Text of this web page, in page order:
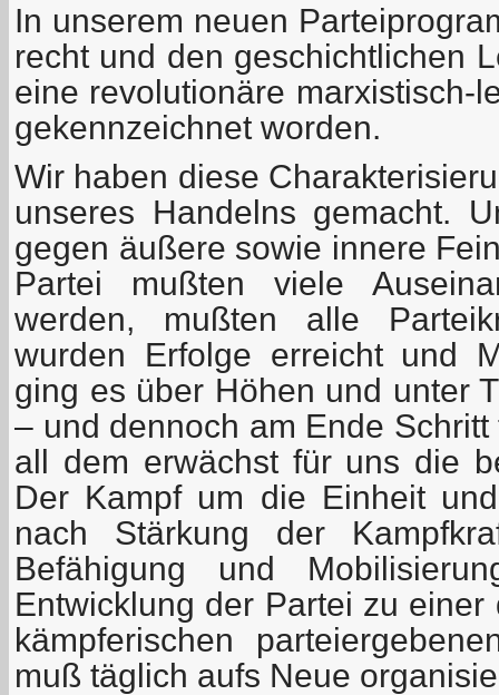
In unserem neuen
recht und den geschichtlichen
eine revolutionäre marxistisch-
gekennzeichnet worden.
Wir haben diese
unseres Handelns gemacht.
gegen äußere sowie innere
Partei mußten viele
werden, mußten alle
wurden Erfolge erreicht und
ging es über Höhen und unter
– und dennoch am Ende
all dem erwächst für uns die
Der Kampf um die Einheit
nach Stärkung der
Befähigung und
Entwicklung der Partei zu
kämpferischen
muß täglich aufs Neue